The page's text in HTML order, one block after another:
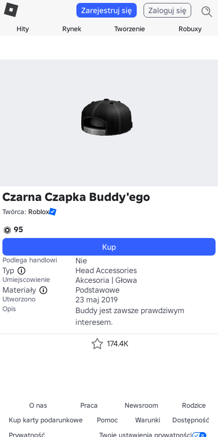
Hity Rynek Tworzenie Robuxy
Zarejestruj się Zaloguj się
Czarna Czapka Buddy'ego
Twórca: Roblox
95
Kup
Podlega handlowi
Nie
Typ
Head Accessories
Umiejscowienie
Akcesoria | Głowa
Materiały
Podstawowe
Utworzono 23 maj 2019
Opis
Buddy jest zawsze prawdziwym
interesem.
174.4K
O nas Praca Newsroom
Rodzice
Kup karty podarunkowe
Pomoc Warunki
Dostępność
Prywatność
Twoje ustawienia prywatności